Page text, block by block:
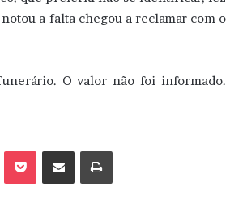
a falta chegou a reclamar com o
O valor não foi informado.
OK